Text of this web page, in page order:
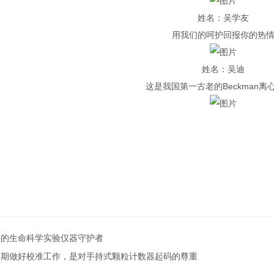
姓名：吴学友
用我们的呵护回报你的热情
姓名：吴迪
这是我国第一古老的Beckman离
生命科学实验仪器守护者
做好校准工作，是对手持式颗粒计数器起码的尊重